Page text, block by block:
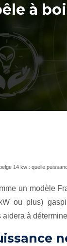
à
14 kw : quelle
un modèle
ou plus)
à